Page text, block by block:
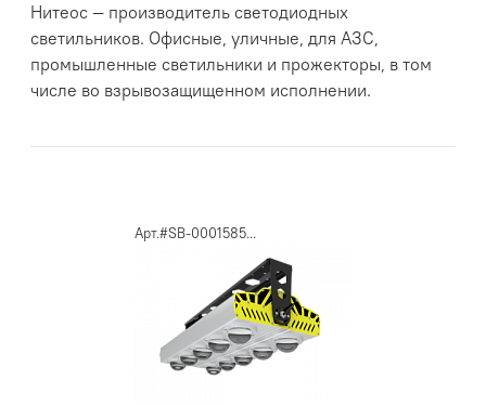
Нитеос — производитель светодиодных
светильников. Офисные, уличные, для АЗС,
промышленные светильники и прожекторы, в том
числе во взрывозащищенном исполнении.
Арт.#SB-0001585...